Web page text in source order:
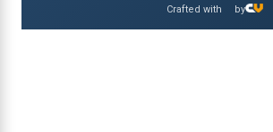
Crafted with
by